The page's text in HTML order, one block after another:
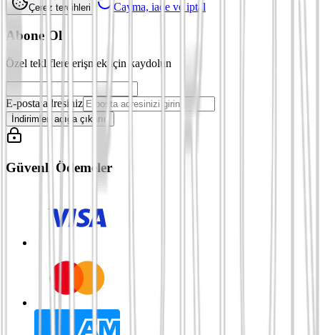
Çerez tercihleri Cayma, iade ve iptal
Abone Ol
Özel tekliflere erişmek için kaydolun
E-posta adresiniz
İndirimleri açığa çıkarın
Güvenli Ödemeler